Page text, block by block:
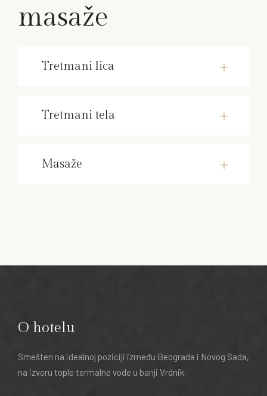
masaže
Tretmani lica
Tretmani tela
Masaže
O hotelu
Smešten na idealnoj poziciji između Beograda i Novog Sada,
na izvoru tople termalne vode u banji Vrdnik.